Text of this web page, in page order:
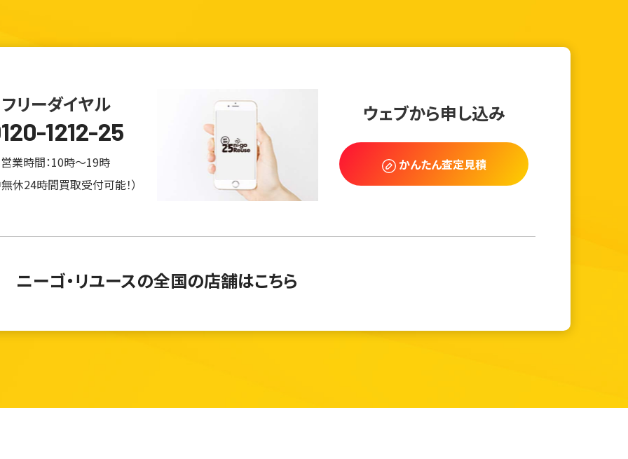
フリーダイヤル
1212-25
営業時間：10時～19時
休24時間買取受付可能！）
ウェブから申し込み
かんたん査定見積
ニーゴ・リユースの全国の店舗はこちら